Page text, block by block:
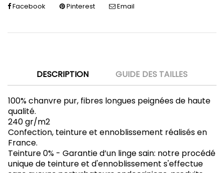
Facebook Pinterest Email
DESCRIPTION GUIDE DES TAILLES
100% chanvre pur, fibres longues peignées de haute
qualité.
240 gr/m2
Confection, teinture et ennoblissement réalisés en
France.
Teinture 0% - Garantie d’un linge sain: notre procédé
unique de teinture et d'ennoblissement s'effectue